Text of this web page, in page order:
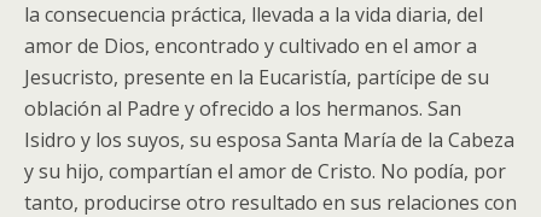
la consecuencia práctica, llevada a la vida diaria, del
amor de Dios, encontrado y cultivado en el amor a
Jesucristo, presente en la Eucaristía, partícipe de su
oblación al Padre y ofrecido a los hermanos. San
Isidro y los suyos, su esposa Santa María de la Cabeza
y su hijo, compartían el amor de Cristo. No podía, por
tanto, producirse otro resultado en sus relaciones con